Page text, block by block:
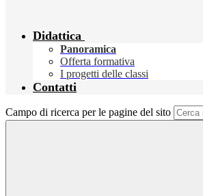
Didattica
Panoramica
Offerta formativa
I progetti delle classi
Contatti
Campo di ricerca per le pagine del sito